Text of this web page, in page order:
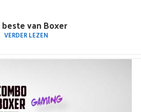
van Boxer
VERDER LEZEN